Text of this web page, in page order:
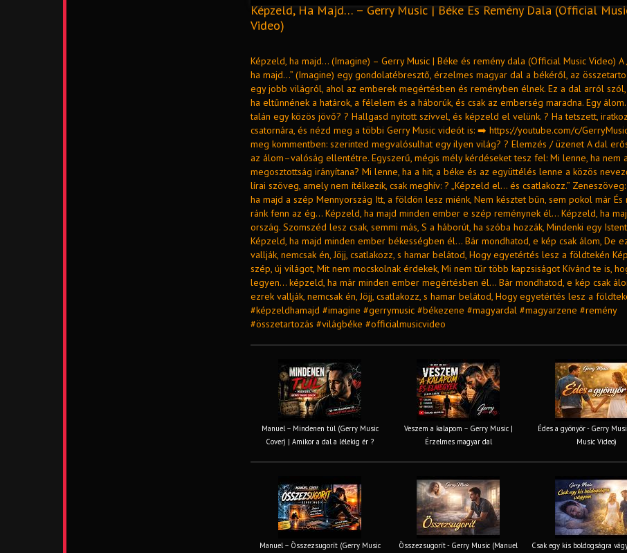
Képzeld, Ha Majd… – Gerry Music | Béke És Remény Dala (Official
Video)
Képzeld, ha majd… (Imagine) – Gerry Music | Béke és remény dala (Official Music Video) A
ha majd…” (Imagine) egy gondolatébresztő, érzelmes magyar dal a békéről, az
egy jobb világról, ahol az emberek megértésben és reményben élnek. Ez a dal arról
ha eltűnnének a határok, a félelem és a háborúk, és csak az emberség maradna. Egy
talán egy közös jövő? ? Hallgasd nyitott szívvel, és képzeld el velünk. ? Ha tetszett,
csatornára, és nézd meg a többi Gerry Music videót is: ➡️ https://youtube.com/c/
meg kommentben: szerinted megvalósulhat egy ilyen világ? ? Elemzés / üzenet A dal
az álom–valóság ellentétre. Egyszerű, mégis mély kérdéseket tesz fel: Mi lenne, ha nem a
megosztottság irányítana? Mi lenne, ha a hit, a béke és az együttélés lenne a közös
lírai szöveg, amely nem ítélkezik, csak meghív: ? „Képzeld el… és csatlakozz.”
ha majd a szép Mennyország Itt, a földön lesz miénk, Nem késztet bűn, sem pokol már És
ránk fenn az ég... Képzeld, ha majd minden ember e szép reménynek él... Képzeld, ha
ország. Szomszéd lesz csak, semmi más, S a háborút, ha szóba hozzák, Mindenki egy
Képzeld, ha majd minden ember békességben él... Bár mondhatod, e kép csak álom, De
vallják, nemcsak én, Jöjj, csatlakozz, s hamar belátod, Hogy egyetértés lesz a földtekén
szép, új világot, Mit nem mocskolnak érdekek, Mi nem tűr több kapzsiságot Kívánd te is,
legyen... képzeld, ha már minden ember megértésben él... Bár mondhatod, e kép csak
ezrek vallják, nemcsak én, Jöjj, csatlakozz, s hamar belátod, Hogy egyetértés lesz a
#képzeldhamajd #imagine #gerrymusic #békezene #magyardal #magyarzene #remény
#összetartozás #világbéke #officialmusicvideo
Manuel – Mindenen túl (Gerry Music
Cover) | Amikor a dal a lélekig ér ?
Veszem a kalapom – Gerry Music |
Érzelmes magyar dal
Édes a gyönyör - Gerry
Music Video)
Manuel – Összezsugorít (Gerry Music
Összezsugorít - Gerry Music (Manuel
Csak egy kis boldogságra